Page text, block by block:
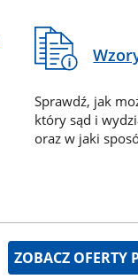
Sprawdź, jak
który sąd i
oraz w jaki
ZOBACZ OFERTY